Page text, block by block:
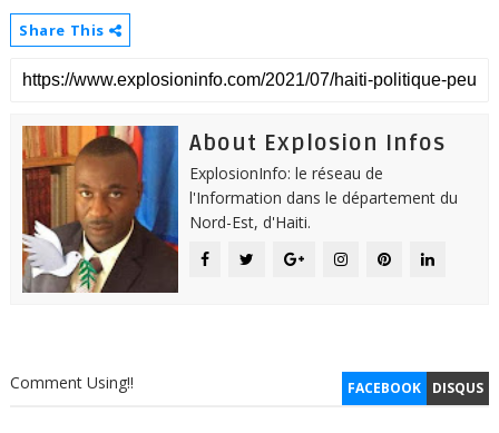
Share This
About Explosion Infos
ExplosionInfo: le réseau de
l'Information dans le département du
Nord-Est, d'Haiti.
FACEBOOK DISQUS
Comment Using!!